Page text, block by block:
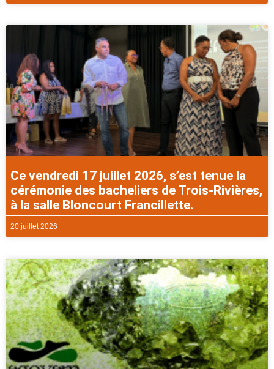
Ce vendredi 17 juillet 2026, s’est tenue la
cérémonie des bacheliers de Trois-Rivières,
à la salle Bloncourt Francillette.
20 juillet 2026